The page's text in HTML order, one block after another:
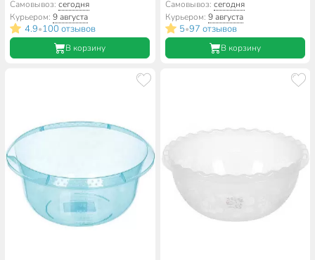
Самовывоз:сегодня
Курьером:9 августа
4.9•100 отзывов
В корзину
Luminarc, Q1316, синий
Самовывоз: сегодня
Курьером: 9 августа
5•97 отзывов
В корзину